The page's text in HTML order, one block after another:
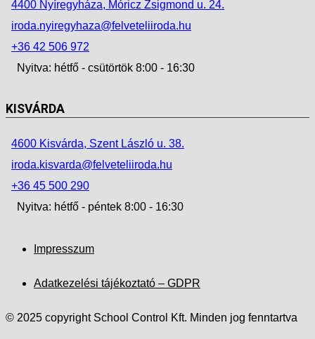
4400 Nyíregyháza, Móricz Zsigmond u. 24.
iroda.nyiregyhaza@felveteliiroda.hu
+36 42 506 972
Nyitva: hétfő - csütörtök 8:00 - 16:30
KISVÁRDA
4600 Kisvárda, Szent László u. 38.
iroda.kisvarda@felveteliiroda.hu
+36 45 500 290
Nyitva: hétfő - péntek 8:00 - 16:30
Impresszum
Adatkezelési tájékoztató – GDPR
© 2025 copyright School Control Kft. Minden jog fenntartva